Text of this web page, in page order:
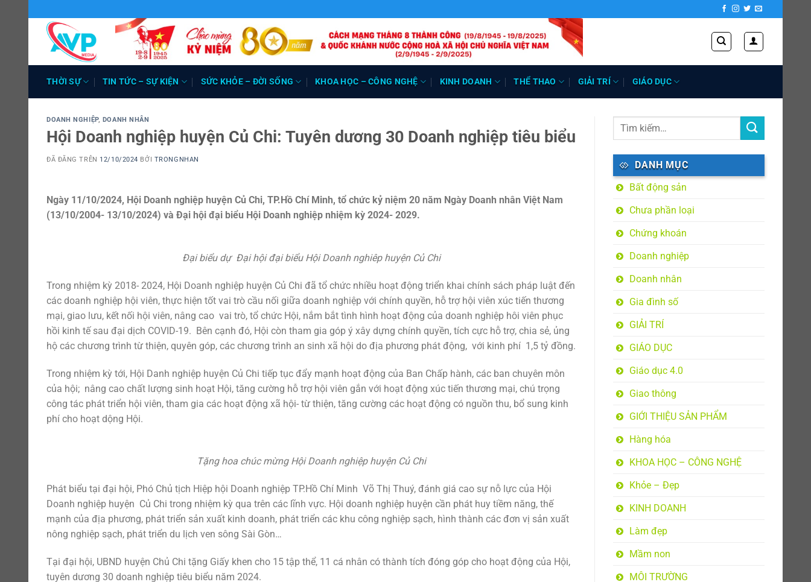
đến
THỜI SỰ TIN TỨC – SỰ KIỆN SỨC KHỎE – ĐỜI SỐNG KHOA HỌC – CÔNG NGHỆ KINH DOANH THỂ THAO GIẢI TRÍ GIÁO DỤC
DOANH NGHIỆP, DOANH NHÂN
Hội Doanh nghiệp huyện Củ Chi: Tuyên dương 30 Doanh nghiệp tiêu biểu
ĐÃ ĐĂNG TRÊN 12/10/2024 BỞI TRONGNHAN
Ngày 11/10/2024, Hội Doanh nghiệp huyện Củ Chi, TP.Hồ Chí Minh, tổ chức kỷ niệm 20 năm Ngày Doanh nhân Việt Nam
(13/10/2004- 13/10/2024) và Đại hội đại biểu Hội Doanh nghiệp nhiệm kỳ 2024- 2029.
Đại biểu dự Đại hội đại biểu Hội Doanh nghiêp huyện Củ Chi
Trong nhiệm kỳ 2018- 2024, Hội Doanh nghiệp huyện Củ Chi đã tổ chức nhiều hoạt động triển khai chính sách pháp luật đến
các doanh nghiệp hội viên, thực hiện tốt vai trò cầu nối giữa doanh nghiệp với chính quyền, hỗ trợ hội viên xúc tiến thương
mại, giao lưu, kết nối hội viên, nâng cao vai trò, tổ chức Hội, nắm bắt tình hình hoạt động của doanh nghiệp hôi viên phục
hồi kinh tế sau đại dịch COVID-19. Bên cạnh đó, Hội còn tham gia góp ý xây dựng chính quyền, tích cực hỗ trợ, chia sẻ, ủng
hộ các chương trình từ thiện, quyên góp, các chương trình an sinh xã hội do địa phương phát động, với kinh phí 1,5 tỷ đồng.
Trong nhiệm kỳ tới, Hội Danh nghiệp huyện Củ Chi tiếp tục đẩy mạnh hoạt động của Ban Chấp hành, các ban chuyên môn
của hội; nâng cao chất lượng sinh hoạt Hội, tăng cường hỗ trợ hội viên gắn với hoạt động xúc tiến thương mại, chú trọng
công tác phát triển hội viên, tham gia các hoạt động xã hội- từ thiện, tăng cường các hoạt động có nguồn thu, bổ sung kinh
phí cho hoạt dộng Hội.
Tặng hoa chúc mừng Hội Doanh nghiệp huyện Củ Chi
Phát biểu tại đại hội, Phó Chủ tịch Hiệp hội Doanh nghiệp TP.Hồ Chí Minh Võ Thị Thuý, đánh giá cao sự nỗ lực của Hội
Doanh nghiệp huyện Củ Chi trong nhiệm kỳ qua trên các lĩnh vực. Hội doanh nghiệp huyện cần phát huy tiềm năng, thế
mạnh của địa phương, phát triển sản xuất kinh doanh, phát triển các khu công nghiệp sạch, hình thành các đơn vị sản xuất
nông nghiệp sạch, phát triển du lịch ven sông Sài Gòn…
Tại đại hội, UBND huyện Chủ Chi tặng Giấy khen cho 15 tập thể, 11 cá nhân có thành tích đóng góp cho hoạt động của Hội,
tuyên dương 30 doanh nghiệp tiêu biểu năm 2024.
DANH MỤC
Bất động sản
Chưa phần loại
Chứng khoán
Doanh nghiệp
Doanh nhân
Gia đình số
GIẢI TRÍ
GIÁO DỤC
Giáo dục 4.0
Giao thông
GIỚI THIỆU SẢN PHẨM
Hàng hóa
KHOA HỌC – CÔNG NGHỆ
Khỏe – Đẹp
KINH DOANH
Làm đẹp
Mầm non
MÔI TRƯỜNG